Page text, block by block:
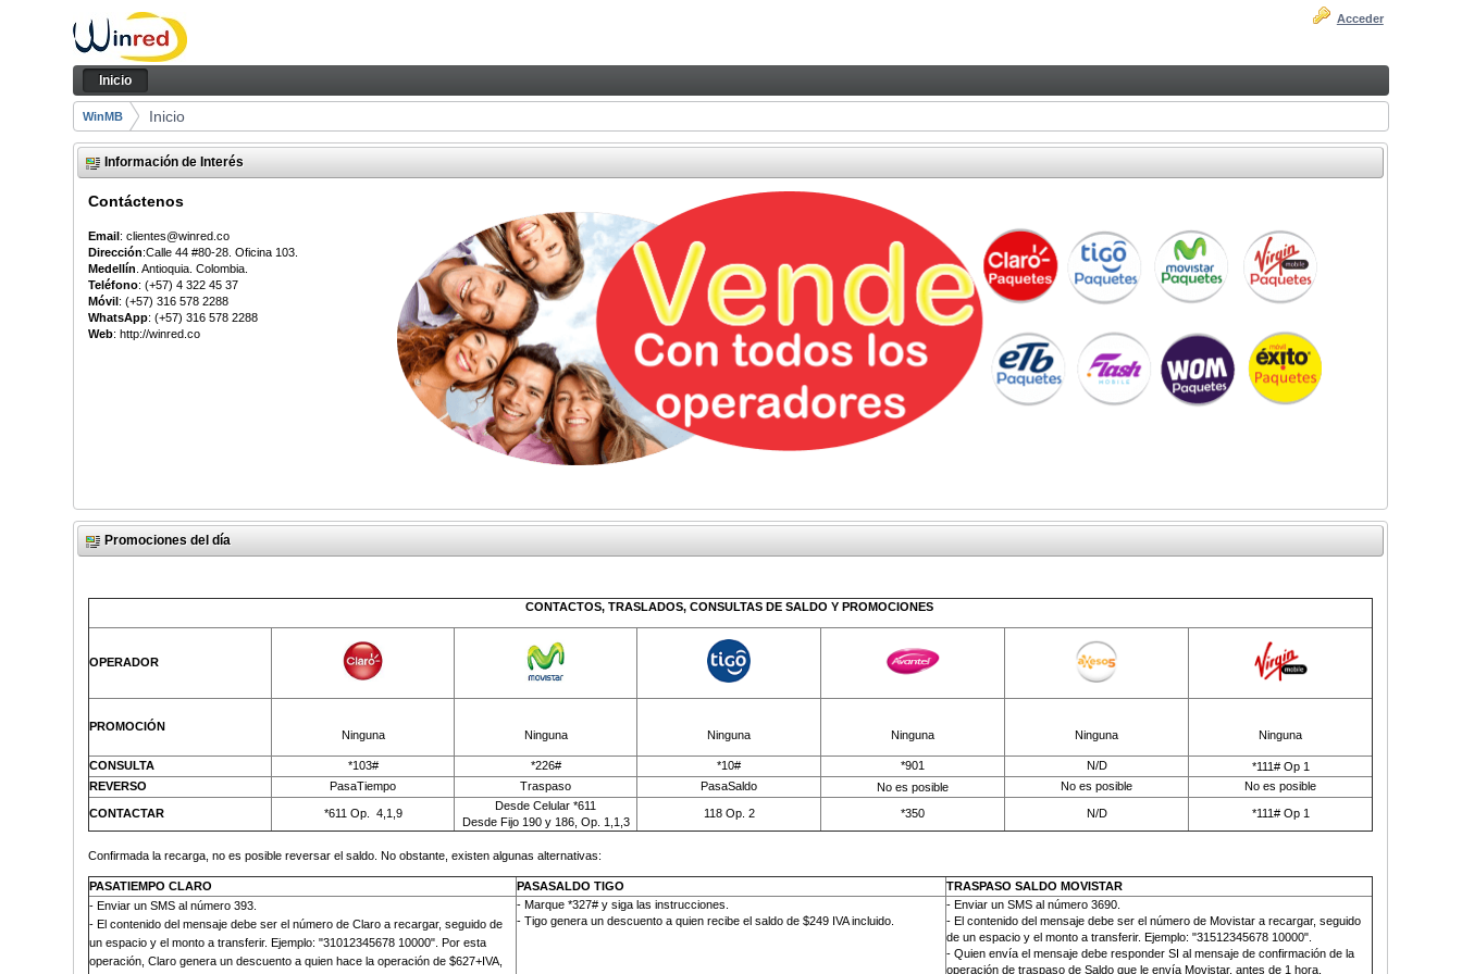
Saltar al contenido
Inicio
Acceder
Navegación
Inicio
Camino de migas
WinMB Inicio
Información de Interés
Contáctenos
Email: clientes@winred.co
Dirección:Calle 44 #80-28. Oficina 103.
Medellín . Antioquia. Colombia.
Teléfono: (+57) 4 322 45 37
Móvil: (+57) 316 578 2288
WhatsApp: (+57) 316 578 2288
Web: http://winred.co
Promociones del día
CONTACTOS, TRASLADOS, CONSULTAS DE SALDO Y PROMOCIONES
OPERADOR
PROMOCIÓN
Ninguna Ninguna Ninguna Ninguna Ninguna Ninguna
CONSULTA *103# *226# *10# *901 N/D
*111# Op 1
REVERSO
PasaTiempo Traspaso PasaSaldo No es posible No es posible No es posible
CONTACTAR *611 Op. 4,1,9
Desde Celular *611
Desde Fijo 190 y 186, Op. 1,1,3
118 Op. 2 *350 N/D *111# Op 1
Confirmada la recarga, no es posible reversar el saldo. No obstante, existen algunas alternativas:
PASATIEMPO CLARO PASASALDO TIGO
TRASPASO SALDO MOVISTAR
-Enviar un SMS al número 393
- El contenido del mensaje debe ser el número de Claro a recargar, seguido de
un espacio y el monto a transferir. Ejemplo: "31012345678 10000". Por esta
operación, Claro genera un descuento a quien hace la operación de $627+IVA,
- Marque *327# y siga las instrucciones.
- Tigo genera un descuento a quien recibe el saldo de $249 IVA incluido.
-Enviar un SMS al número3690.
- El contenido del mensaje debe ser el número de Movistar a recargar, seguido
de un espacio y el monto a transferir. Ejemplo: "31512345678 10000".
- Quien envía el mensaje debe responder SI al mensaje de confirmación de la
operación de traspaso de Saldo que le envía Movistar, antes de 1 hora.